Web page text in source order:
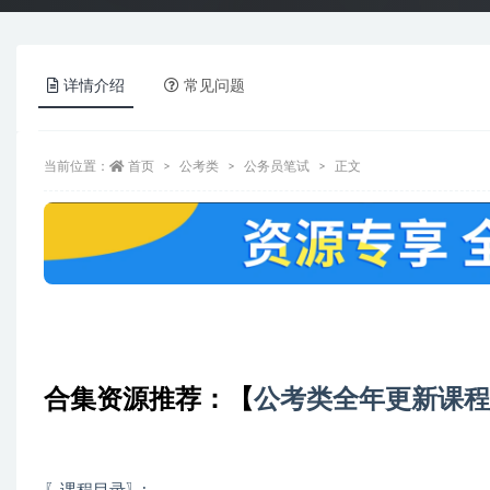
详情介绍 常见问题
当前位置： 首页 公考类 公务员笔试 正文
合集资源推荐： 【公考类全年更新课